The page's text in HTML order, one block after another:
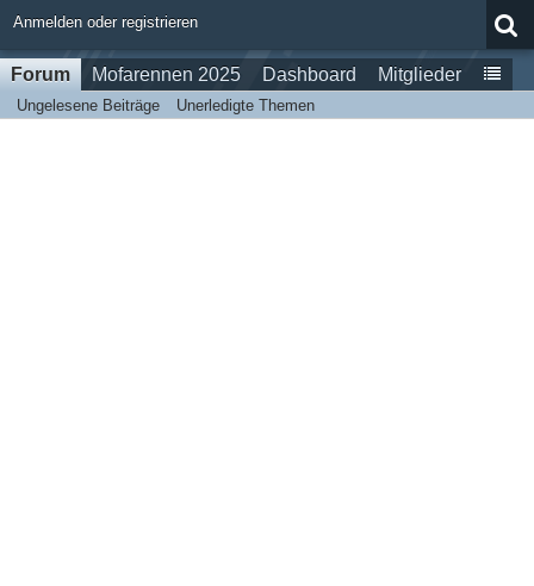
Anmelden oder registrieren
Forum Mofarennen 2025 Dashboard Mitglieder
Ungelesene Beiträge Unerledigte Themen